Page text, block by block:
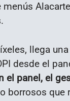
llega
desde el
el panel, el
borrosos que